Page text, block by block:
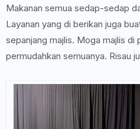
Makanan semua sedap-sedap
Layanan yang di berikan juga
sepanjang majlis. Moga majlis di
permudahkan semuanya. Risau